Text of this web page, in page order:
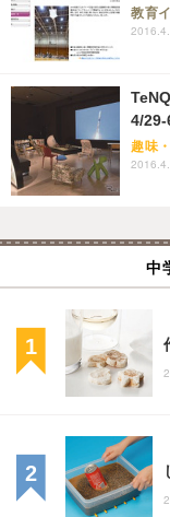
教育
4/29-
趣味
中